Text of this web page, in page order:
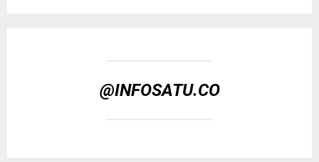
@INFOSATU.CO